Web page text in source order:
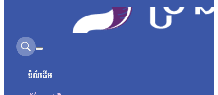
Search on this site
ទំព័រដើម